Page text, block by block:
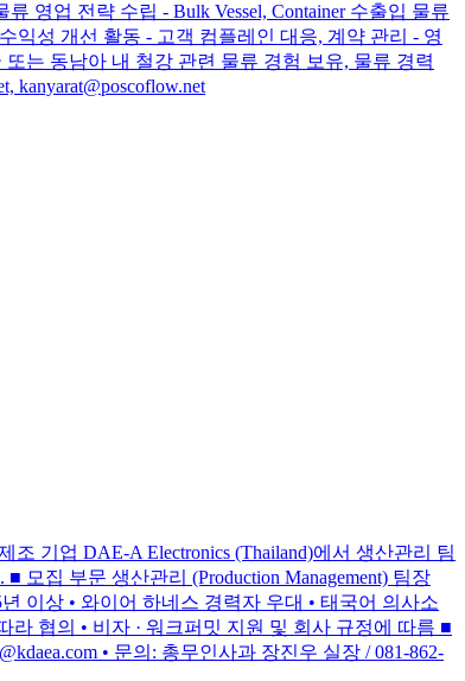
영업 전략 수립 - Bulk Vessel, Container 수출입 물류
익성 개선 활동 - 고객 컴플레인 대응, 계약 관리 - 영
는 동남아 내 철강 관련 물류 경험 보유, 물류 경력
기업 DAE-A Electronics (Thailand)에서 생산관리 팀
집 부문 생산관리 (Production Management) 팀장
이상 • 와이어 하네스 경력자 우대 • 태국어 의사소
협의 • 비자 · 워크퍼밋 지원 및 회사 규정에 따름 ■
• 문의: 총무인사과 장진우 실장 / 081-862-